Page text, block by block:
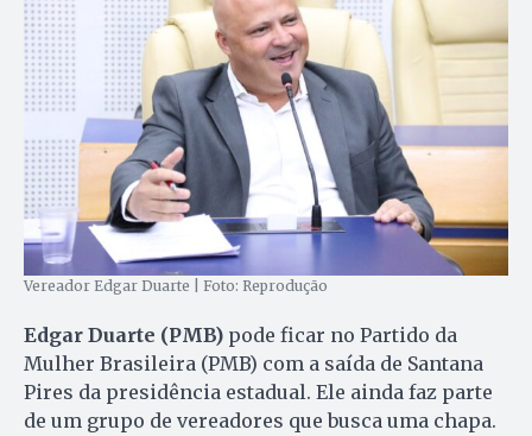
Vereador Edgar Duarte | Foto: Reprodução
Edgar Duarte (PMB) pode ficar no Partido da
Mulher Brasileira (PMB) com a saída de Santana
Pires da presidência estadual. Ele ainda faz parte
de um grupo de vereadores que busca uma chapa.